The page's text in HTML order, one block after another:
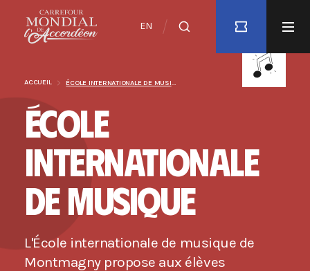
EN
ACCUEIL
ÉCOLE
INTERNATIONALE
DE MUSIQUE
L'École internationale de musique de
Montmagny propose aux élèves